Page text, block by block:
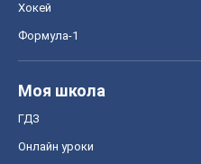
Хокей
Формула-1
Моя школа
ГДЗ
Онлайн уроки